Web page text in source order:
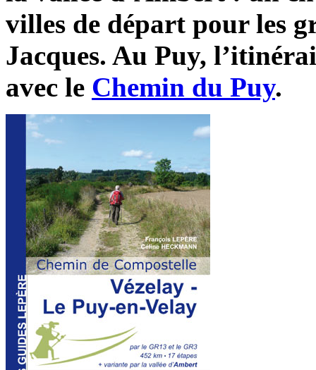
villes de départ pour les
Jacques. Au Puy,
avec le Chemin du Puy.